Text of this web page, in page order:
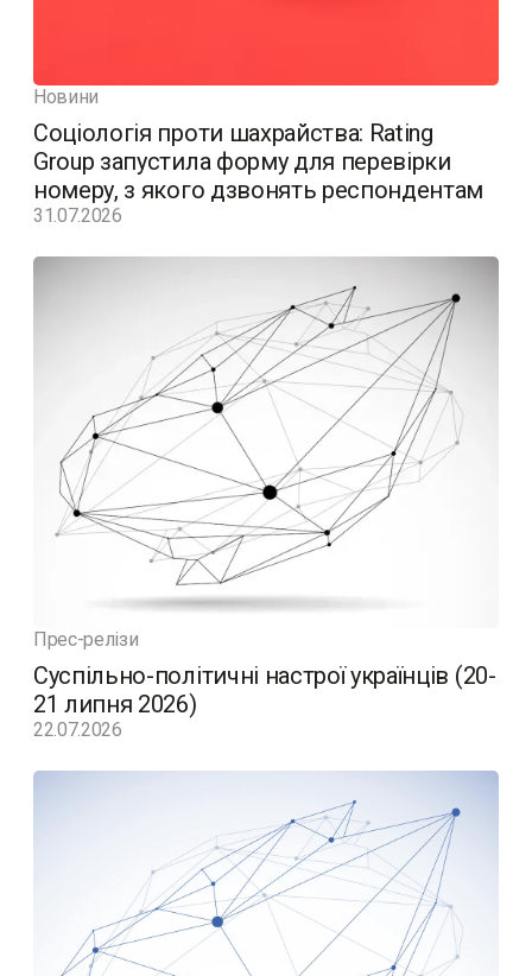
Новини
Соціологія проти шахрайства: Rating
Group запустила форму для перевірки
номеру, з якого дзвонять респондентам
31.07.2026
Прес-релізи
Суспільно-політичні настрої українців (20-
21 липня 2026)
22.07.2026